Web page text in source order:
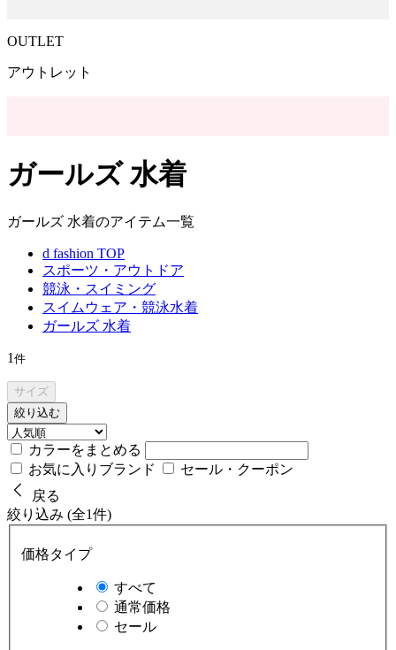
OUTLET
アウトレット
ガールズ 水着
ガールズ 水着のアイテム一覧
d fashion TOP
スポーツ・アウトドア
競泳・スイミング
スイムウェア・競泳水着
ガールズ 水着
1 件
サイズ
絞り込む
カラーをまとめる
お気に入りブランド
セール・クーポン
戻る
絞り込み (全1件)
価格タイプ
すべて
通常価格
セール